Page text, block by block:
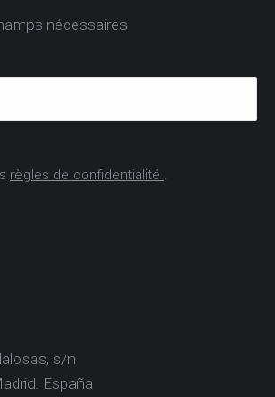
nécessaires
règles de confidentialité .
s/n
España